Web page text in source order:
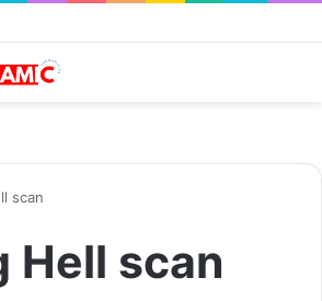
scan
Hell scan